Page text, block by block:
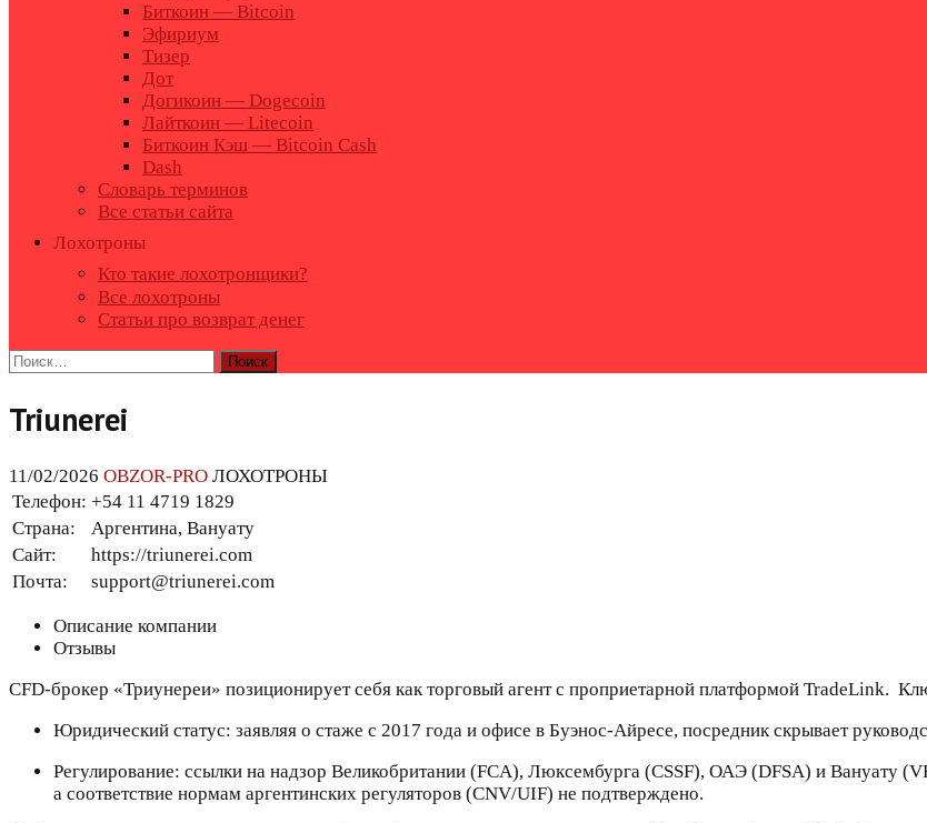
Биткоин — Bitcoin
Эфириум
Тизер
Дот
Догикоин — Dogecoin
Лайткоин — Litecoin
Биткоин Кэш — Bitcoin Cash
Dash
Словарь терминов
Все статьи сайта
Лохотроны
Кто такие лохотронщики?
Все лохотроны
Статьи про возврат денег
Найти:
Triunerei
11/02/2026 OBZOR-PRO ЛОХОТРОНЫ
Телефон: +54 11 4719 1829
Страна:
Аргентина, Вануату
Сайт:
https://triunerei.com
Почта:
support@triunerei.com
Описание компании
Отзывы
CFD-брокер «Триунереи» позиционирует себя как торговый агент с проприетарной платформой TradeLink.
Юридический статус: заявляя о стаже с 2017 года и офисе в Буэнос-Айресе, посредник скрывает
Регулирование: ссылки на надзор Великобритании (FCA), Люксембурга (CSSF), ОАЭ (DFSA) и Вануату
а соответствие нормам аргентинских регуляторов (CNV/UIF) не подтверждено.